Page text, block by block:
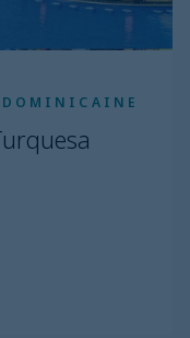
DOMINICAINE